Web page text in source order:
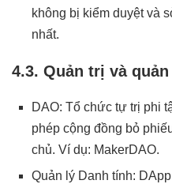
không bị kiểm duyệt và
nhất.
4.3. Quản trị và
DAO: Tổ chức tự trị phi
phép cộng đồng bỏ
chủ. Ví dụ: MakerDAO.
Quản lý Danh tính: